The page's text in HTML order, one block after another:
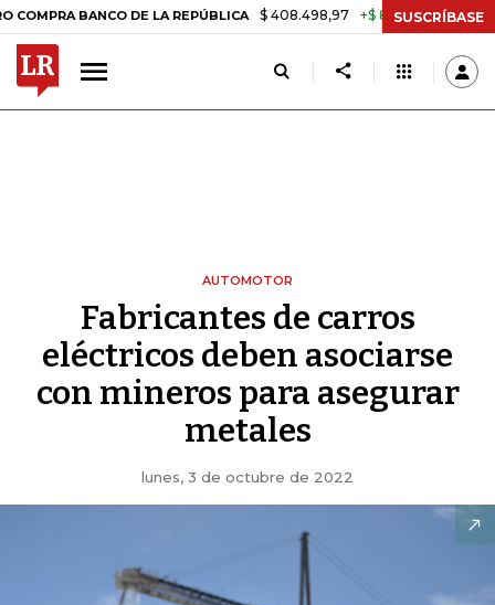
BANCO DE LA REPÚBLICA $ 408.498,97 +$ 8.753,81 +2,19% TASA
SUSCRÍBASE
AUTOMOTOR
Fabricantes de carros
eléctricos deben asociarse
con mineros para asegurar
metales
lunes, 3 de octubre de 2022